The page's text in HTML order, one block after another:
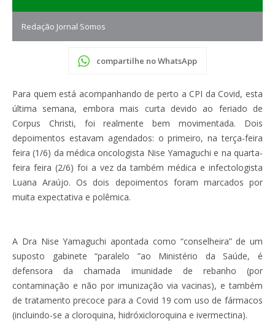
Redação Jornal Somos
compartilhe no WhatsApp
Para quem está acompanhando de perto a CPI da Covid, esta
última semana, embora mais curta devido ao feriado de
Corpus Christi, foi realmente bem movimentada. Dois
depoimentos estavam agendados: o primeiro, na terça-feira
feira (1/6) da médica oncologista Nise Yamaguchi e na quarta-
feira feira (2/6) foi a vez da também médica e infectologista
Luana Araújo. Os dois depoimentos foram marcados por
muita expectativa e polêmica.
A Dra Nise Yamaguchi apontada como “conselheira” de um
suposto gabinete “paralelo ”ao Ministério da Saúde, é
defensora da chamada imunidade de rebanho (por
contaminação e não por imunização via vacinas), e também
de tratamento precoce para a Covid 19 com uso de fármacos
(incluindo-se a cloroquina, hidróxicloroquina e ivermectina).